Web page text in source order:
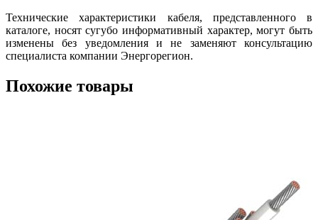
Технические характеристики кабеля, представленного в
каталоге, носят сугубо информативный характер, могут быть
изменены без уведомления и не заменяют консультацию
специалиста компании Энергорегион.
Похожие товары